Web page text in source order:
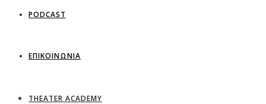
PODCAST
ΕΠΙΚΟΙΝΩΝΙΑ
THEATER ACADEMY